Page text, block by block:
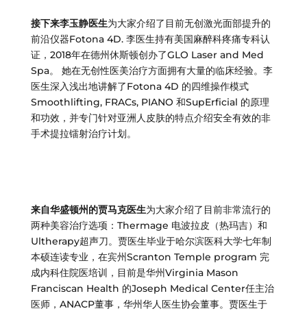
接下来李玉静医生为大家介绍了目前无创激光面部提升的
前沿仪器Fotona 4D. 李医生持有美国麻醉科疼痛专科认
证，2018年在德州休斯顿创办了GLO Laser and Med
Spa。 她在无创性医美治疗方面拥有大量的临床经验。李
医生深入浅出地讲解了Fotona 4D 的四维操作模式
Smoothlifting, FRACs, PIANO 和SupErficial 的原理
和功效，并专门针对亚洲人皮肤的特点介绍安全有效的非
手术提拉镭射治疗计划。
来自华盛顿州的贾马克医生为大家介绍了目前非常流行的
两种美容治疗选项：Thermage 电波拉皮（热玛吉）和
Ultherapy超声刀。贾医生毕业于哈尔滨医科大学七年制
本硕连读专业，在宾州Scranton Temple program 完
成内科住院医培训，目前是华州Virginia Mason
Franciscan Health 的Joseph Medical Center任主治
医师，ANACP董事，华州华人医生协会董事。贾医生于